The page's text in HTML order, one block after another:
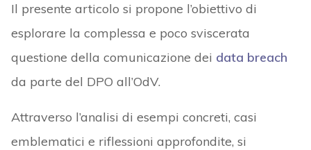
Il presente articolo si propone l’obiettivo di
esplorare la complessa e poco sviscerata
questione della comunicazione dei data breach
da parte del DPO all’OdV.
Attraverso l’analisi di esempi concreti, casi
emblematici e riflessioni approfondite, si